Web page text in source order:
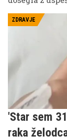
sprožila
oboževalcev
ZDRAVJE
'Star sem
raka